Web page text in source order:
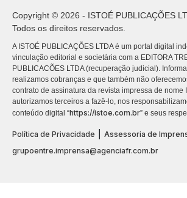
Copyright © 2026 - ISTOÉ PUBLICAÇÕES
Todos os direitos reservados.
A ISTOÉ PUBLICAÇÕES LTDA é um portal digital
vinculação editorial e societária com a EDITORA
PUBLICACÕES LTDA (recuperação judicial).
realizamos cobranças e que também não
contrato de assinatura da revista impressa de nome
autorizamos terceiros a fazê-lo, nos
conteúdo digital “https://istoe.com.br” e seus
Política de Privacidade
Assessoria de
grupoentre.imprensa@agenciafr.com.br